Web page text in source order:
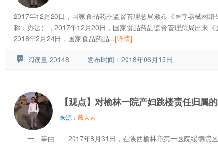
2017年12月20日，国家食品药品监督管理总局颁布《医疗器械网
称：办法），2017年12月20日，国家食品药品监督管理总局出来
2018年2月24日，国家食品药品...[详情]
阅读量 20148 发布时间：2018年06月15日
【观点】对榆林一院产妇跳楼责任归属
来源： 戴天岩
一、事由 2017年8月31日，在陕西榆林市第一医院绥德院区